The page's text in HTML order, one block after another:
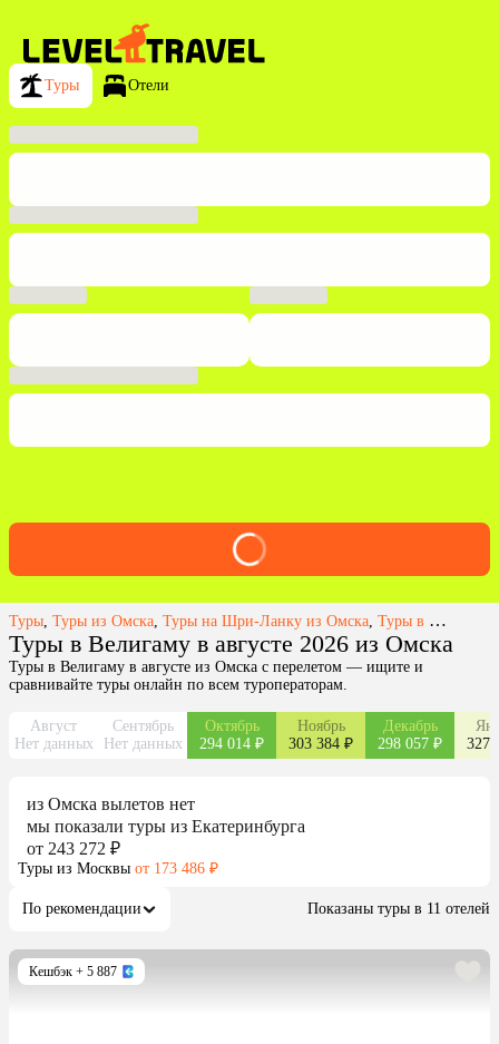
Туры Отели
Туры Туры из Омска Туры на Шри-Ланку из Омска Туры в Велигаму из Омска
Туры в Велигаму в августе 2026 из Омска
Туры в Велигаму в августе из Омска с перелетом — ищите и
сравнивайте туры онлайн по всем туроператорам.
Август
Нет данных
Сентябрь
Нет данных
Октябрь
294 014 ₽
Ноябрь
303 384 ₽
Декабрь
298 057 ₽
327
из Омска вылетов нет
мы показали туры из Екатеринбурга
от 243 272 ₽
Туры из Москвы от 173 486 ₽
По рекомендации Показаны туры в 11 отелей
Кешбэк + 5 887